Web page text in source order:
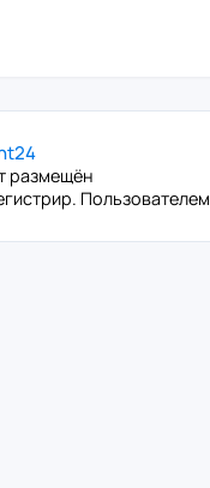
размещён
Пользователем